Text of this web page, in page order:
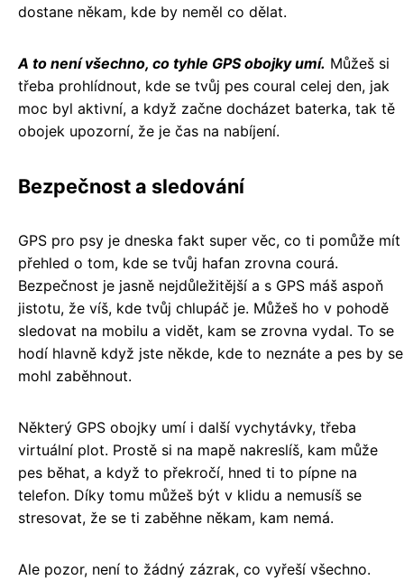
dostane někam, kde by neměl co dělat.
A to není všechno, co tyhle GPS obojky umí. Můžeš si
třeba prohlídnout, kde se tvůj pes coural celej den, jak
moc byl aktivní, a když začne docházet baterka, tak tě
obojek upozorní, že je čas na nabíjení.
Bezpečnost a sledování
GPS pro psy je dneska fakt super věc, co ti pomůže mít
přehled o tom, kde se tvůj hafan zrovna courá.
Bezpečnost je jasně nejdůležitější a s GPS máš aspoň
jistotu, že víš, kde tvůj chlupáč je. Můžeš ho v pohodě
sledovat na mobilu a vidět, kam se zrovna vydal. To se
hodí hlavně když jste někde, kde to neznáte a pes by se
mohl zaběhnout.
Některý GPS obojky umí i další vychytávky, třeba
virtuální plot. Prostě si na mapě nakreslíš, kam může
pes běhat, a když to překročí, hned ti to pípne na
telefon. Díky tomu můžeš být v klidu a nemusíš se
stresovat, že se ti zaběhne někam, kam nemá.
Ale pozor, není to žádný zázrak, co vyřeší všechno.